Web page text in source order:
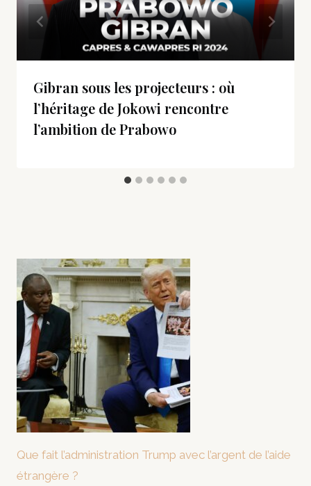
Gibran sous les projecteurs : où
l’héritage de Jokowi rencontre
l’ambition de Prabowo
Que fait l’administration Trump avec l’argent de l’aide
étrangère ?